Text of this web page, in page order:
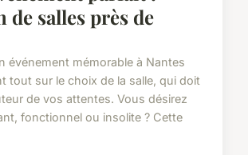
de salles près de
événement mémorable à Nantes
tout sur le choix de la salle, qui doit
de vos attentes. Vous désirez
fonctionnel ou insolite ? Cette